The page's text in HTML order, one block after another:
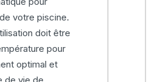
votre piscine.
doit être
pour
optimal et